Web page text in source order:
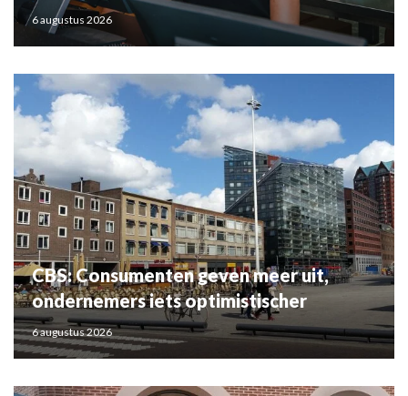
6 augustus 2026
CBS: Consumenten geven meer uit,
ondernemers iets optimistischer
6 augustus 2026